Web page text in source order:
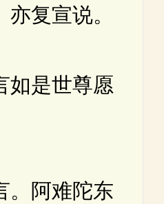
复宣说。
是世尊愿
阿难陀东